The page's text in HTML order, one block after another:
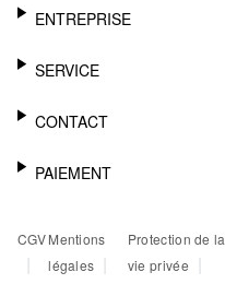
ENTREPRISE
CARRIÈRE
SERVICE
NEWSLETTER
MÉMO
RETOURS
FAQ
CONTACT
AIDE
PAIEMENT
PAYPAL
CARTE BANCAIRE
CGV
|
Mentions
légales |
Protection de la
vie privée
|